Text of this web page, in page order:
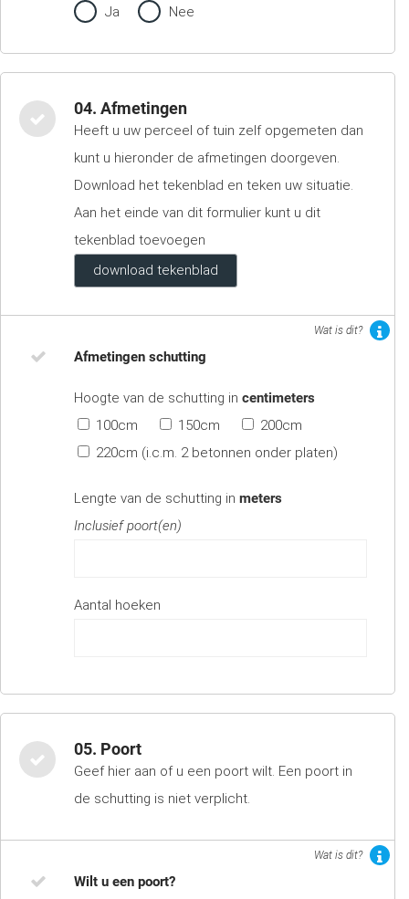
Ja Nee
04. Afmetingen
Heeft u uw perceel of tuin zelf opgemeten dan
kunt u hieronder de afmetingen doorgeven.
Download het tekenblad en teken uw situatie.
Aan het einde van dit formulier kunt u dit
tekenblad toevoegen
download tekenblad
Wat is dit?
Afmetingen schutting
Hoogte van de schutting in centimeters
100cm
150cm
200cm
220cm (i.c.m. 2 betonnen onder platen)
Lengte van de schutting in meters
Inclusief poort(en)
Aantal hoeken
05. Poort
Geef hier aan of u een poort wilt. Een poort in
de schutting is niet verplicht.
Wat is dit?
Wilt u een poort?